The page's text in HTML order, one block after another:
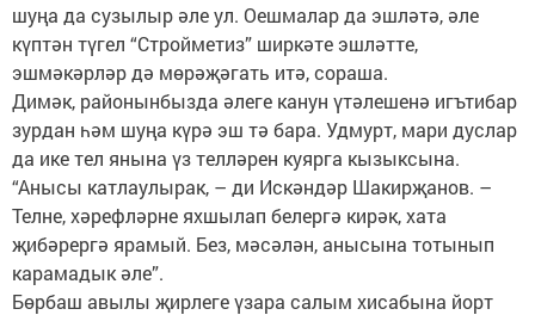
шуңа да сузылыр әле ул. Оешмалар да эшләтә, әле
күптән түгел “Стройметиз” ширкәте эшләтте,
эшмәкәрләр дә мөрәҗәгать итә, сораша.
Димәк, районынбызда әлеге канун үтәлешенә игътибар
зурдан һәм шуңа күрә эш тә бара. Удмурт, мари дуслар
да ике тел янына үз телләрен куярга кызыксына.
“Анысы катлаулырак, – ди Искәндәр Шакирҗанов. –
Телне, хәрефләрне яхшылап белергә кирәк, хата
җибәрергә ярамый. Без, мәсәлән, анысына тотынып
карамадык әле”.
Бөрбаш авылы җирлеге үзара салым хисабына йорт